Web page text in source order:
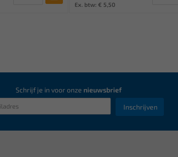
Ex. btw: € 5,50
Schrijf je in voor onze nieuwsbrief
Inschrijven